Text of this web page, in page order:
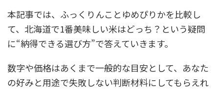
本記事では、ふっくりんことゆめぴりかを比較し
て、北海道で1番美味しい米はどっち？という疑問
に“納得できる選び方”で答えていきます。
数字や価格はあくまで一般的な目安として、あなた
の好みと用途で失敗しない判断材料にしてもらえれ